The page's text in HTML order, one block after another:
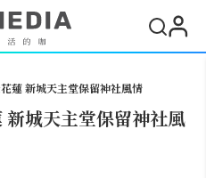
蓮 新城天主堂保留神社風情
城天主堂保留神社風